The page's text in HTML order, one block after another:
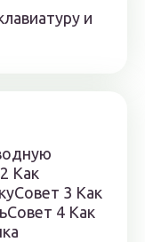
и
Как
3 Как
4 Как